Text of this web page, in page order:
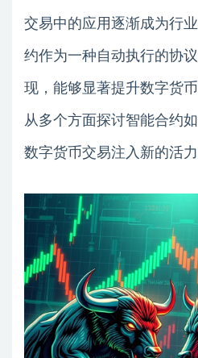
交易中的应用逐渐成为行
约作为一种自动执行的协
现，能够显著提升数字货
从多个方面探讨智能合约
数字货币交易注入新的活力